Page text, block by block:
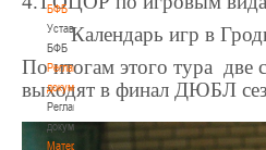
БФБ
Устав
БФБ
Регламентирующие
документы
Регламентирующие
документы
Материалы
Календарь игр в
По итогам этого тура две
выходят в финал ДЮБЛ